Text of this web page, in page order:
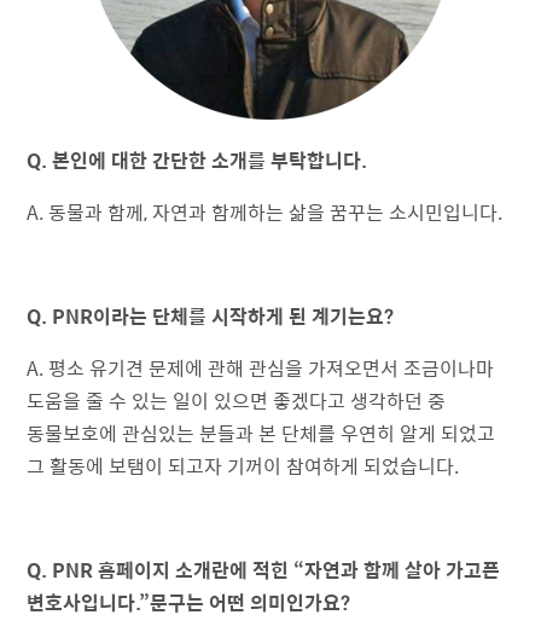
Q. 본인에 대한 간단한 소개를 부탁합니다.
A. 동물과 함께, 자연과 함께하는 삶을 꿈꾸는 소시민입니다.
Q. PNR이라는 단체를 시작하게 된 계기는요?
A. 평소 유기견 문제에 관해 관심을 가져오면서 조금이나마
도움을 줄 수 있는 일이 있으면 좋겠다고 생각하던 중
동물보호에 관심있는 분들과 본 단체를 우연히 알게 되었고
그 활동에 보탬이 되고자 기꺼이 참여하게 되었습니다.
Q. PNR 홈페이지 소개란에 적힌 “자연과 함께 살아 가고픈
변호사입니다.”문구는 어떤 의미인가요?